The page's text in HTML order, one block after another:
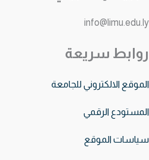
info@limu.edu.ly
روابط سريعة
الموقع الالكتروني للجامعة
المستودع الرقمي
سياسات الموقع